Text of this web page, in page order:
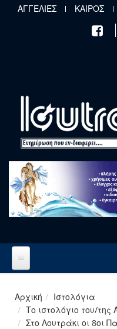
Παράκαμψη προς το
ΑΓΓΕΛΙΕΣ ΚΑΙΡΟΣ
Αρχική
Ιστολόγια
Το ιστολόγιο του/
Στο Λουτράκι οι 8οι